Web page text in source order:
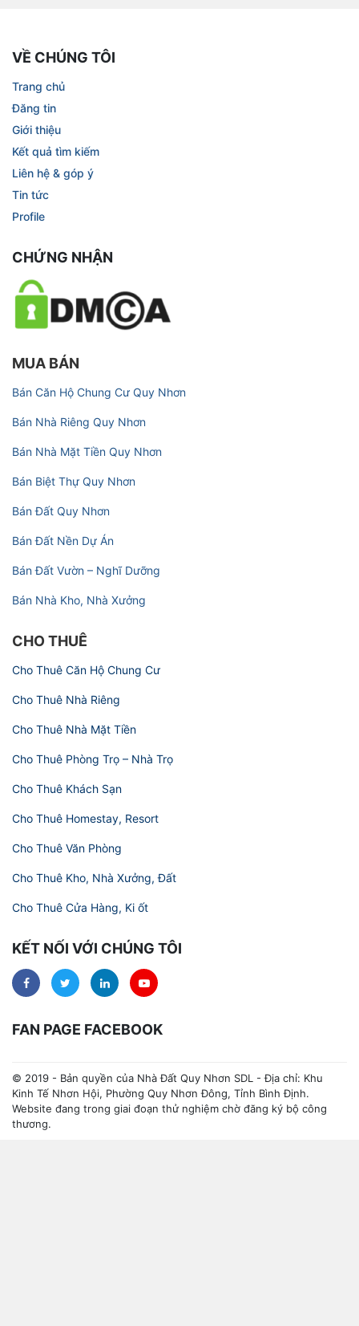
VỀ CHÚNG TÔI
Trang chủ
Đăng tin
Giới thiệu
Kết quả tìm kiếm
Liên hệ & góp ý
Tin tức
Profile
CHỨNG NHẬN
MUA BÁN
Bán Căn Hộ Chung Cư Quy Nhơn
Bán Nhà Riêng Quy Nhơn
Bán Nhà Mặt Tiền Quy Nhơn
Bán Biệt Thự Quy Nhơn
Bán Đất Quy Nhơn
Bán Đất Nền Dự Án
Bán Đất Vườn – Nghĩ Dưỡng
Bán Nhà Kho, Nhà Xưởng
CHO THUÊ
Cho Thuê Căn Hộ Chung Cư
Cho Thuê Nhà Riêng
Cho Thuê Nhà Mặt Tiền
Cho Thuê Phòng Trọ – Nhà Trọ
Cho Thuê Khách Sạn
Cho Thuê Homestay, Resort
Cho Thuê Văn Phòng
Cho Thuê Kho, Nhà Xưởng, Đất
Cho Thuê Cửa Hàng, Ki ốt
KẾT NỐI VỚI CHÚNG TÔI
FAN PAGE FACEBOOK
© 2019 - Bản quyền của Nhà Đất Quy Nhơn SDL - Địa chỉ: Khu
Kinh Tế Nhơn Hội, Phường Quy Nhơn Đông, Tỉnh Bình Định.
Website đang trong giai đoạn thử nghiệm chờ đăng ký bộ công
thương.